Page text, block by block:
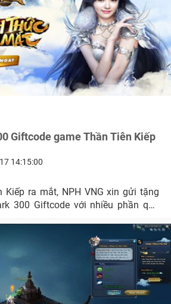
Giftcode game Thần Tiên Kiếp
14:15:00
Kiếp ra mắt, NPH VNG xin gửi tặng
300 Giftcode với nhiều phần quà